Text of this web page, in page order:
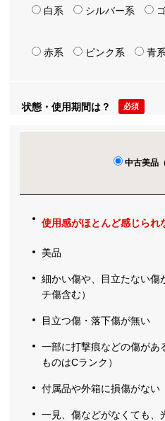
白系 シルバー系
赤系 ピンク系 青系
状態・使用期間は？ 必須
中古美品
使用感がほとんど感じられ
美品
細かい傷や、目立たない傷
チ傷含む）
目立つ傷・落下傷が無い
一部に打撃痕などの傷があ
ものはCランク）
付属品や外箱に損傷がない
一見、傷などがなくても、